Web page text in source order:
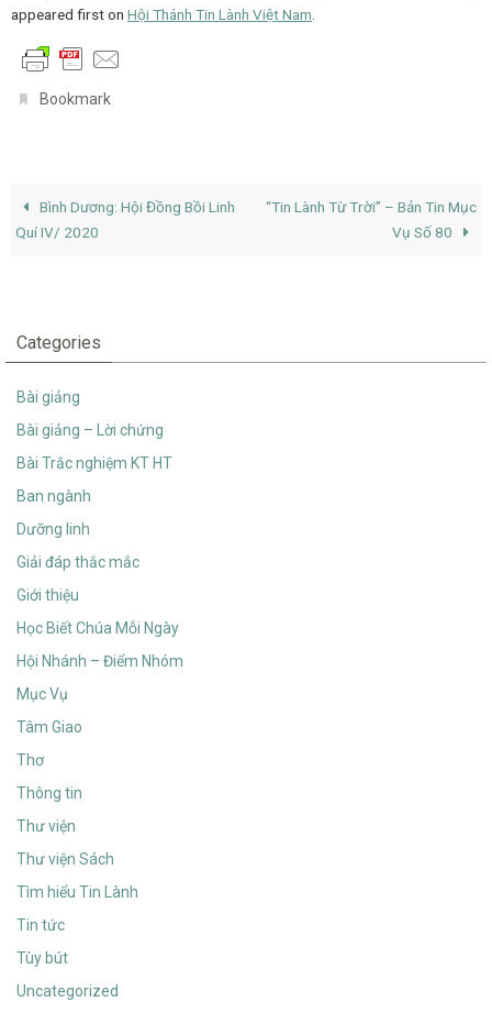
appeared first on Hội Thánh Tin Lành Việt Nam.
Bookmark.
Bình Dương: Hội Đồng Bồi Linh
Quí IV/ 2020
“Tin Lành Từ Trời” – Bản Tin Mục
Vụ Số 80
Categories
Bài giảng
Bài giảng – Lời chứng
Bài Trắc nghiệm KT HT
Ban ngành
Dưỡng linh
Giải đáp thắc mắc
Giới thiệu
Học Biết Chúa Mỗi Ngày
Hội Nhánh – Điểm Nhóm
Mục Vụ
Tâm Giao
Thơ
Thông tin
Thư viện
Thư viện Sách
Tìm hiểu Tin Lành
Tin tức
Tùy bút
Uncategorized